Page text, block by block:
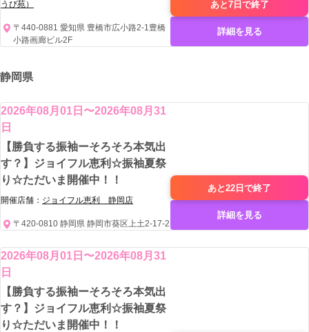
うび苑）
〒440-0881 愛知県 豊橋市広小路2-1豊橋
小路画廊ビル2F
あと7日で終了
詳細を見る
静岡県
2026年08月01日〜2026年08月31
日
【勝負する振袖ーそろそろ本気出
す？】ジョイフル恵利☆振袖夏祭
り☆ただいま開催中！！
開催店舗： ジョイフル恵利 静岡店
〒420-0810 静岡県 静岡市葵区上土2-17-2
あと22日で終了
詳細を見る
2026年08月01日〜2026年08月31
日
【勝負する振袖ーそろそろ本気出
す？】ジョイフル恵利☆振袖夏祭
り☆ただいま開催中！！